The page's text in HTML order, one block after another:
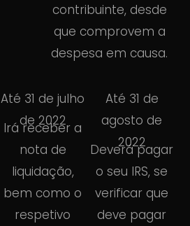
contribuinte, desde
que comprovem a
despesa em causa.
Até 31 de julho
de 2022
Irá receber a
nota de
liquidação,
bem como o
respetivo
Até 31 de
agosto de
2022
Deverá pagar
o seu IRS, se
verificar que
deve pagar